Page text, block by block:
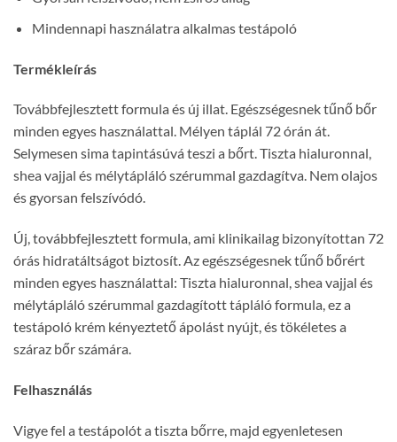
Mindennapi használatra alkalmas testápoló
Termékleírás
Továbbfejlesztett formula és új illat. Egészségesnek tűnő bőr
minden egyes használattal. Mélyen táplál 72 órán át.
Selymesen sima tapintásúvá teszi a bőrt. Tiszta hialuronnal,
shea vajjal és mélytápláló szérummal gazdagítva. Nem olajos
és gyorsan felszívódó.
Új, továbbfejlesztett formula, ami klinikailag bizonyítottan 72
órás hidratáltságot biztosít. Az egészségesnek tűnő bőrért
minden egyes használattal: Tiszta hialuronnal, shea vajjal és
mélytápláló szérummal gazdagított tápláló formula, ez a
testápoló krém kényeztető ápolást nyújt, és tökéletes a
száraz bőr számára.
Felhasználás
Vigye fel a testápolót a tiszta bőrre, majd egyenletesen